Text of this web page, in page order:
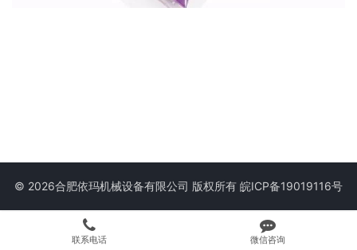
© 2026合肥依玛机械设备有限公司 版权所有 皖ICP备19019116号
联系电话 微信咨询